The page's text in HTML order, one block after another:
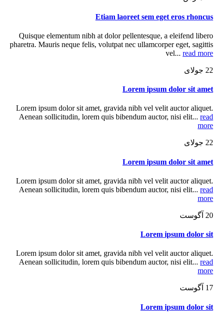
Etiam laoreet sem eget eros rhoncus
Quisque elementum nibh at dolor pellentesque, a eleifend libero
pharetra. Mauris neque felis, volutpat nec ullamcorper eget, sagittis
vel... read more
22 جولای
Lorem ipsum dolor sit amet
Lorem ipsum dolor sit amet, gravida nibh vel velit auctor aliquet.
Aenean sollicitudin, lorem quis bibendum auctor, nisi elit... read
more
22 جولای
Lorem ipsum dolor sit amet
Lorem ipsum dolor sit amet, gravida nibh vel velit auctor aliquet.
Aenean sollicitudin, lorem quis bibendum auctor, nisi elit... read
more
20 آگوست
Lorem ipsum dolor sit
Lorem ipsum dolor sit amet, gravida nibh vel velit auctor aliquet.
Aenean sollicitudin, lorem quis bibendum auctor, nisi elit... read
more
17 آگوست
Lorem ipsum dolor sit